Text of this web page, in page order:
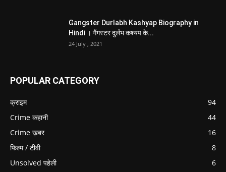
Gangster Durlabh Kashyap Biography in
Hindi । गैंगस्टर दुर्लभ कश्यप के...
24 July , 2021
POPULAR CATEGORY
क्राइम
94
Crime कहानी
44
Crime ख़बर
16
फिल्म / टीवी
8
Unsolved पहेली
6